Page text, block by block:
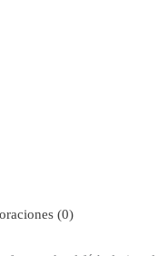
(0)